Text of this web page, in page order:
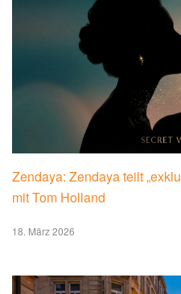
Zendaya: Zendaya teilt
mit Tom Holland
18. März 2026